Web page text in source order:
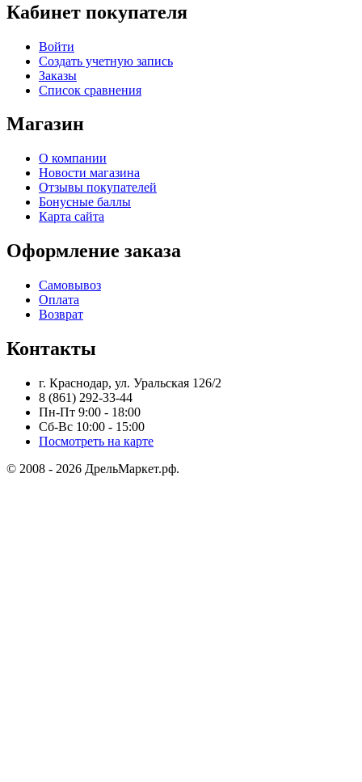
Кабинет покупателя
Войти
Создать учетную запись
Заказы
Список сравнения
Магазин
О компании
Новости магазина
Отзывы покупателей
Бонусные баллы
Карта сайта
Оформление заказа
Самовывоз
Оплата
Возврат
Контакты
г. Краснодар, ул. Уральская 126/2
8 (861) 292-33-44
Пн-Пт 9:00 - 18:00
Сб-Вс 10:00 - 15:00
Посмотреть на карте
© 2008 - 2026 ДрельМаркет.рф.